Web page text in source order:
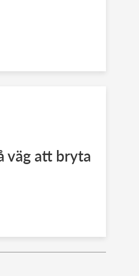
väg att bryta